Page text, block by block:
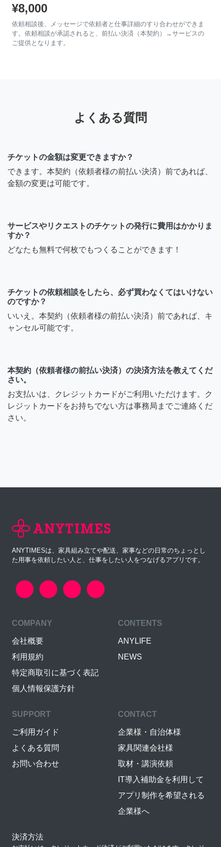
¥8,000
依頼相談後、メッセージで依頼者と仕事詳細のすり合わせができま
す。依頼相談が承認されると、前払い決済（本契約）→サービスの
ご提供となります。
よくある質問
チケットの金額は変更できますか？
できます。本契約（依頼者様の前払い決済）前であれば、
金額の変更は可能です。
サービスやリクエストのチケットの発行に費用はかかりま
すか？
どなたも無料で何枚でもつくることができます！
チケットの依頼相談をしたら、必ず買わなくてはいけない
のですか？
いいえ。本契約（依頼者様の前払い決済）前であれば、キ
ャンセル可能です。
本契約（依頼者様の前払い決済）の決済方法を教えてくだ
さい。
お支払いは、クレジットカードがご利用いただけます。ク
レジットカードをお持ちでない方は事務局までご連絡くだ
さい。
ANYTIMESは、家具組み立てや配送、家事などの日常のちょっとし
た用事を依頼したい人と、仕事をしたい人をつなげるアプリです。
COMPANY
会社概要
利用規約
特定商取引に基づく表記
個人情報保護方針
CONTENTS
ANYLIFE
NEWS
SUPPORT
ご利用ガイド
よくある質問
お問い合わせ
CONTACT
企業様・自治体様
家具関連会社様
取材・講演依頼
IT導入補助金を利用して
アプリ制作を希望される
企業様へ
決済方法